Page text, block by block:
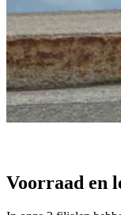
Voorraad en